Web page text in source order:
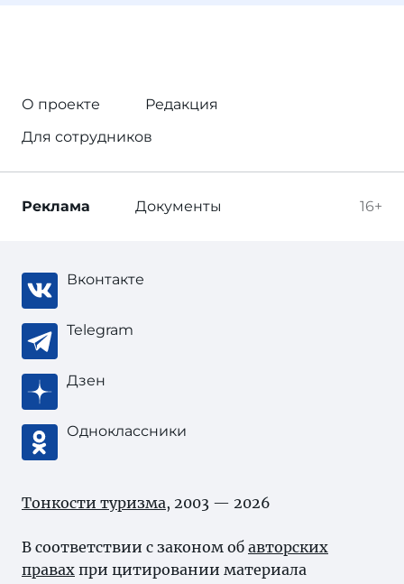
О проекте
Редакция
Для сотрудников
16+
Реклама Документы
Вконтакте
Telegram
Дзен
Одноклассники
Тонкости туризма, 2003 — 2026
В соответствии с законом об авторских
правах при цитировании материала